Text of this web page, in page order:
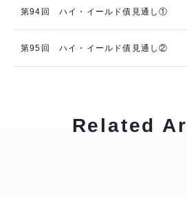
第94回 ハイ・イールド債見通し①
第95回 ハイ・イールド債見通し②
Related